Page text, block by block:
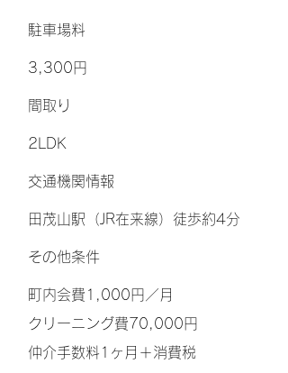
​駐車場料
3,300円
間取り
2LDK
交通機関情報
田茂山駅（JR在来線）徒歩約4分
その他条件
町内会費1,000円／月
クリーニング費70,000円
仲介手数料1ヶ月＋消費税